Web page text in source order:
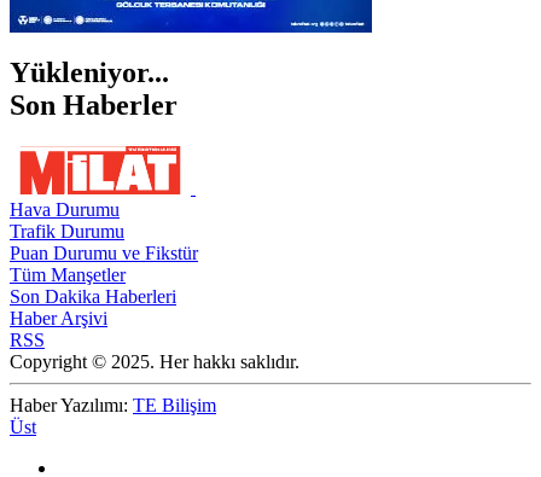
Yükleniyor...
Son Haberler
Hava Durumu
Trafik Durumu
Puan Durumu ve Fikstür
Tüm Manşetler
Son Dakika Haberleri
Haber Arşivi
RSS
Copyright © 2025. Her hakkı saklıdır.
Haber Yazılımı: TE Bilişim
Üst